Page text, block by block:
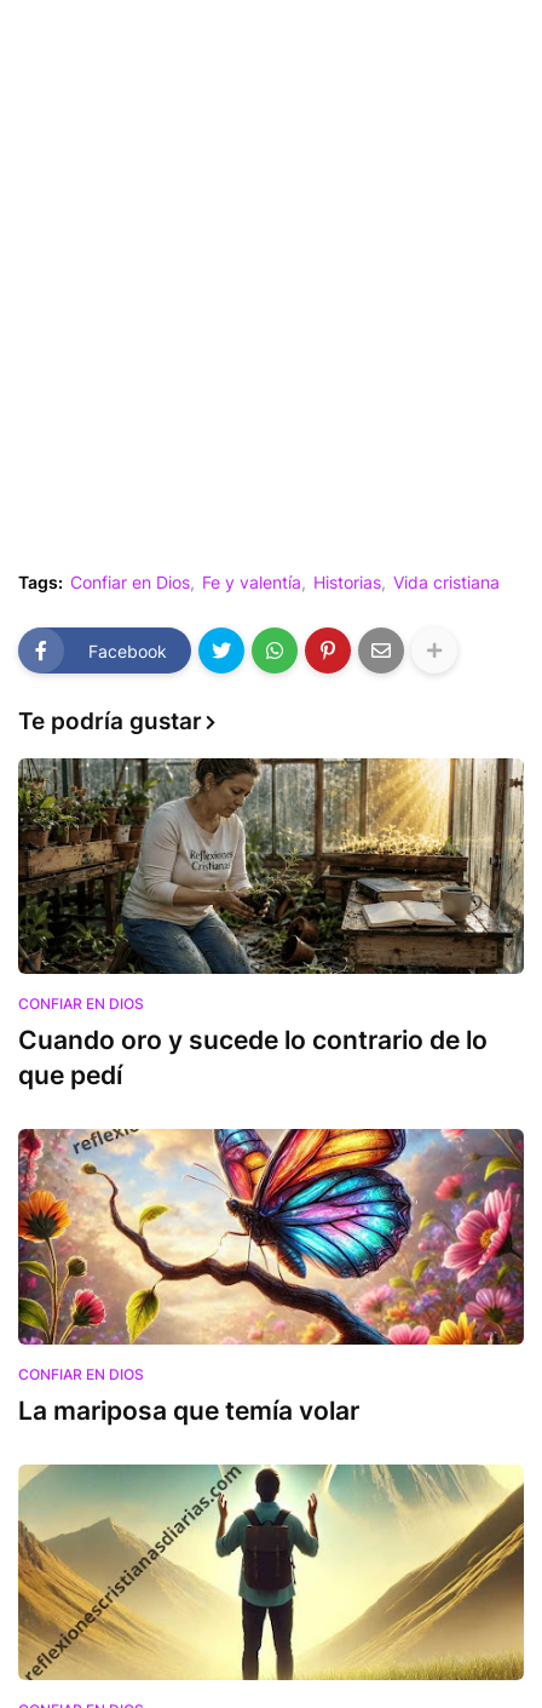
Tags: Confiar en Dios Fe y valentía Historias Vida cristiana
Facebook
Te podría gustar
CONFIAR EN DIOS
Cuando oro y sucede lo contrario de lo
que pedí
CONFIAR EN DIOS
La mariposa que temía volar